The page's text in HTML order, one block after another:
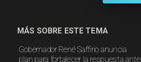
Gobernador René Saffirio anuncia
plan para fortalecer la respuesta ante
MÁS SOBRE ESTE TEMA